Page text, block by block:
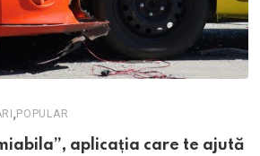
, POPULAR
aplicația care te ajută